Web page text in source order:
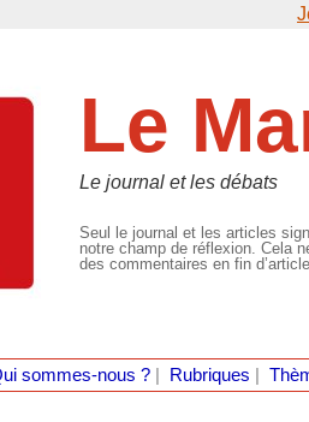
Le
Le journal et les débats
Seul le journal et les articles
notre champ de réflexion. Cela
des commentaires en fin
sommes-nous ?| Rubriques